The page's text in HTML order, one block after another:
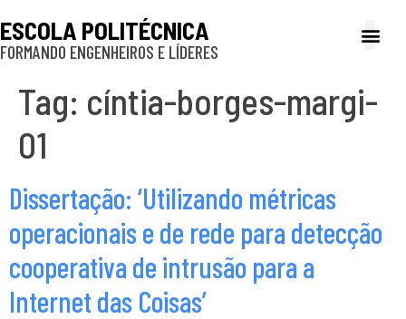
ESCOLA POLITÉCNICA
FORMANDO ENGENHEIROS E LÍDERES
Tag: cíntia-borges-margi-
01
Dissertação: ‘Utilizando métricas
operacionais e de rede para detecção
cooperativa de intrusão para a
Internet das Coisas’